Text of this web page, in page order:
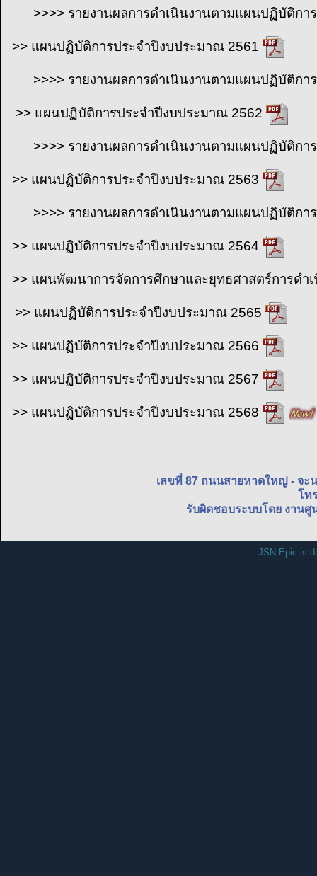
>>>> รายงานผลการดำเนินงานตามแผนปฏิบัติก
>> แผนปฏิบัติการประจำปีงบประมาณ 2561
>>>> รายงานผลการดำเนินงานตามแผนปฏิบัติก
>> แผนปฏิบัติการประจำปีงบประมาณ 2562
>>>> รายงานผลการดำเนินงานตามแผนปฏิบัติก
>> แผนปฏิบัติการประจำปีงบประมาณ 2563
>>>> รายงานผลการดำเนินงานตามแผนปฏิบัติก
>> แผนปฏิบัติการประจำปีงบประมาณ 2564
>> แผนพัฒนาการจัดการศึกษาและยุทธศาสตร์การดำ
>> แผนปฏิบัติการประจำปีงบประมาณ 2565
>> แผนปฏิบัติการประจำปีงบประมาณ 2566
>> แผนปฏิบัติการประจำปีงบประมาณ 2567
>> แผนปฏิบัติการประจำปีงบประมาณ 2568
เลขที่ 87 ถนนสายหาดใหญ่ - จ
โท
รับผิดชอบระบบโดย งาน
JSN Epic is